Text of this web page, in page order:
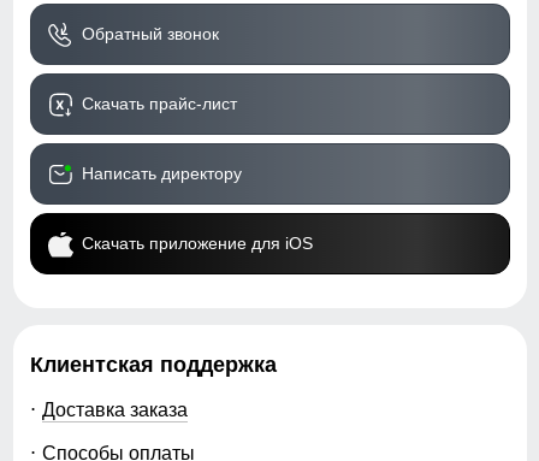
Обратный звонок
Скачать прайс-лист
Написать директору
Скачать приложение для iOS
Клиентская поддержка
Доставка заказа
Способы оплаты